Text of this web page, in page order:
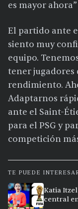
es mayor ahora”
El partido ante
siento muy
equipo.
tener
rendimiento.
Adaptarnos
ante el Saint-
para el PSG y
competición
TE PUEDE
Katia
central